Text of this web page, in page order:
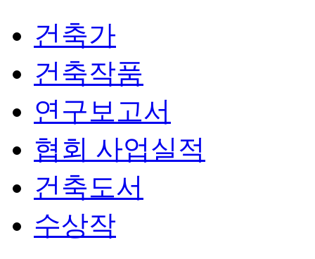
건축가
건축작품
연구보고서
협회 사업실적
건축도서
수상작